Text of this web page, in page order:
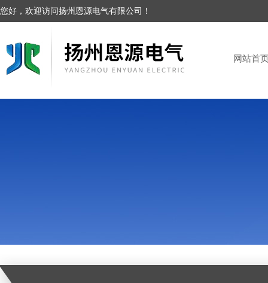
您好，欢迎访问扬州恩源电气有限公司！
网站首